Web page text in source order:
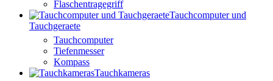
Flaschentragegriff
Tauchcomputer und
Tauchgeraete
Tauchcomputer
Tiefenmesser
Kompass
Tauchkameras